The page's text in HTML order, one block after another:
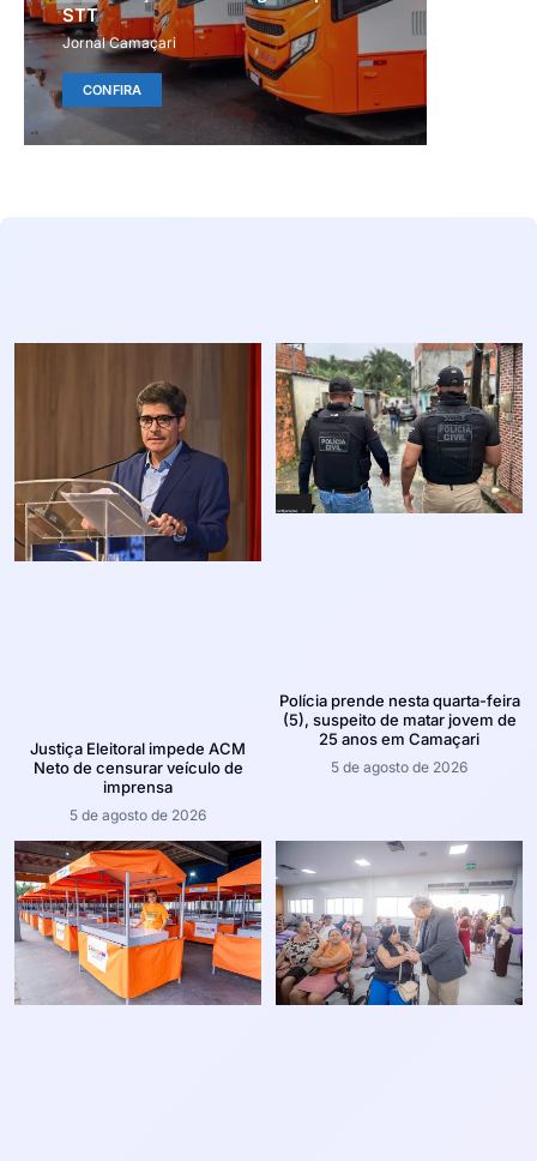
STT
Jornal Camaçari
CONFIRA
Justiça Eleitoral impede ACM
Neto de censurar veículo de
imprensa
5 de agosto de 2026
Polícia prende nesta quarta-feira
(5), suspeito de matar jovem de
25 anos em Camaçari
5 de agosto de 2026